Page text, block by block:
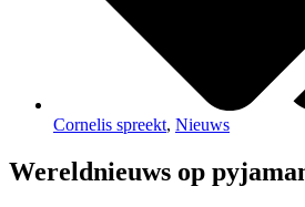
Cornelis spreekt, Nieuws
Wereldnieuws op